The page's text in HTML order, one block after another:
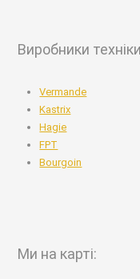
Виробники
Vermande
Kastrix
Hagie
FPT
Bourgoin
Ми на карті: